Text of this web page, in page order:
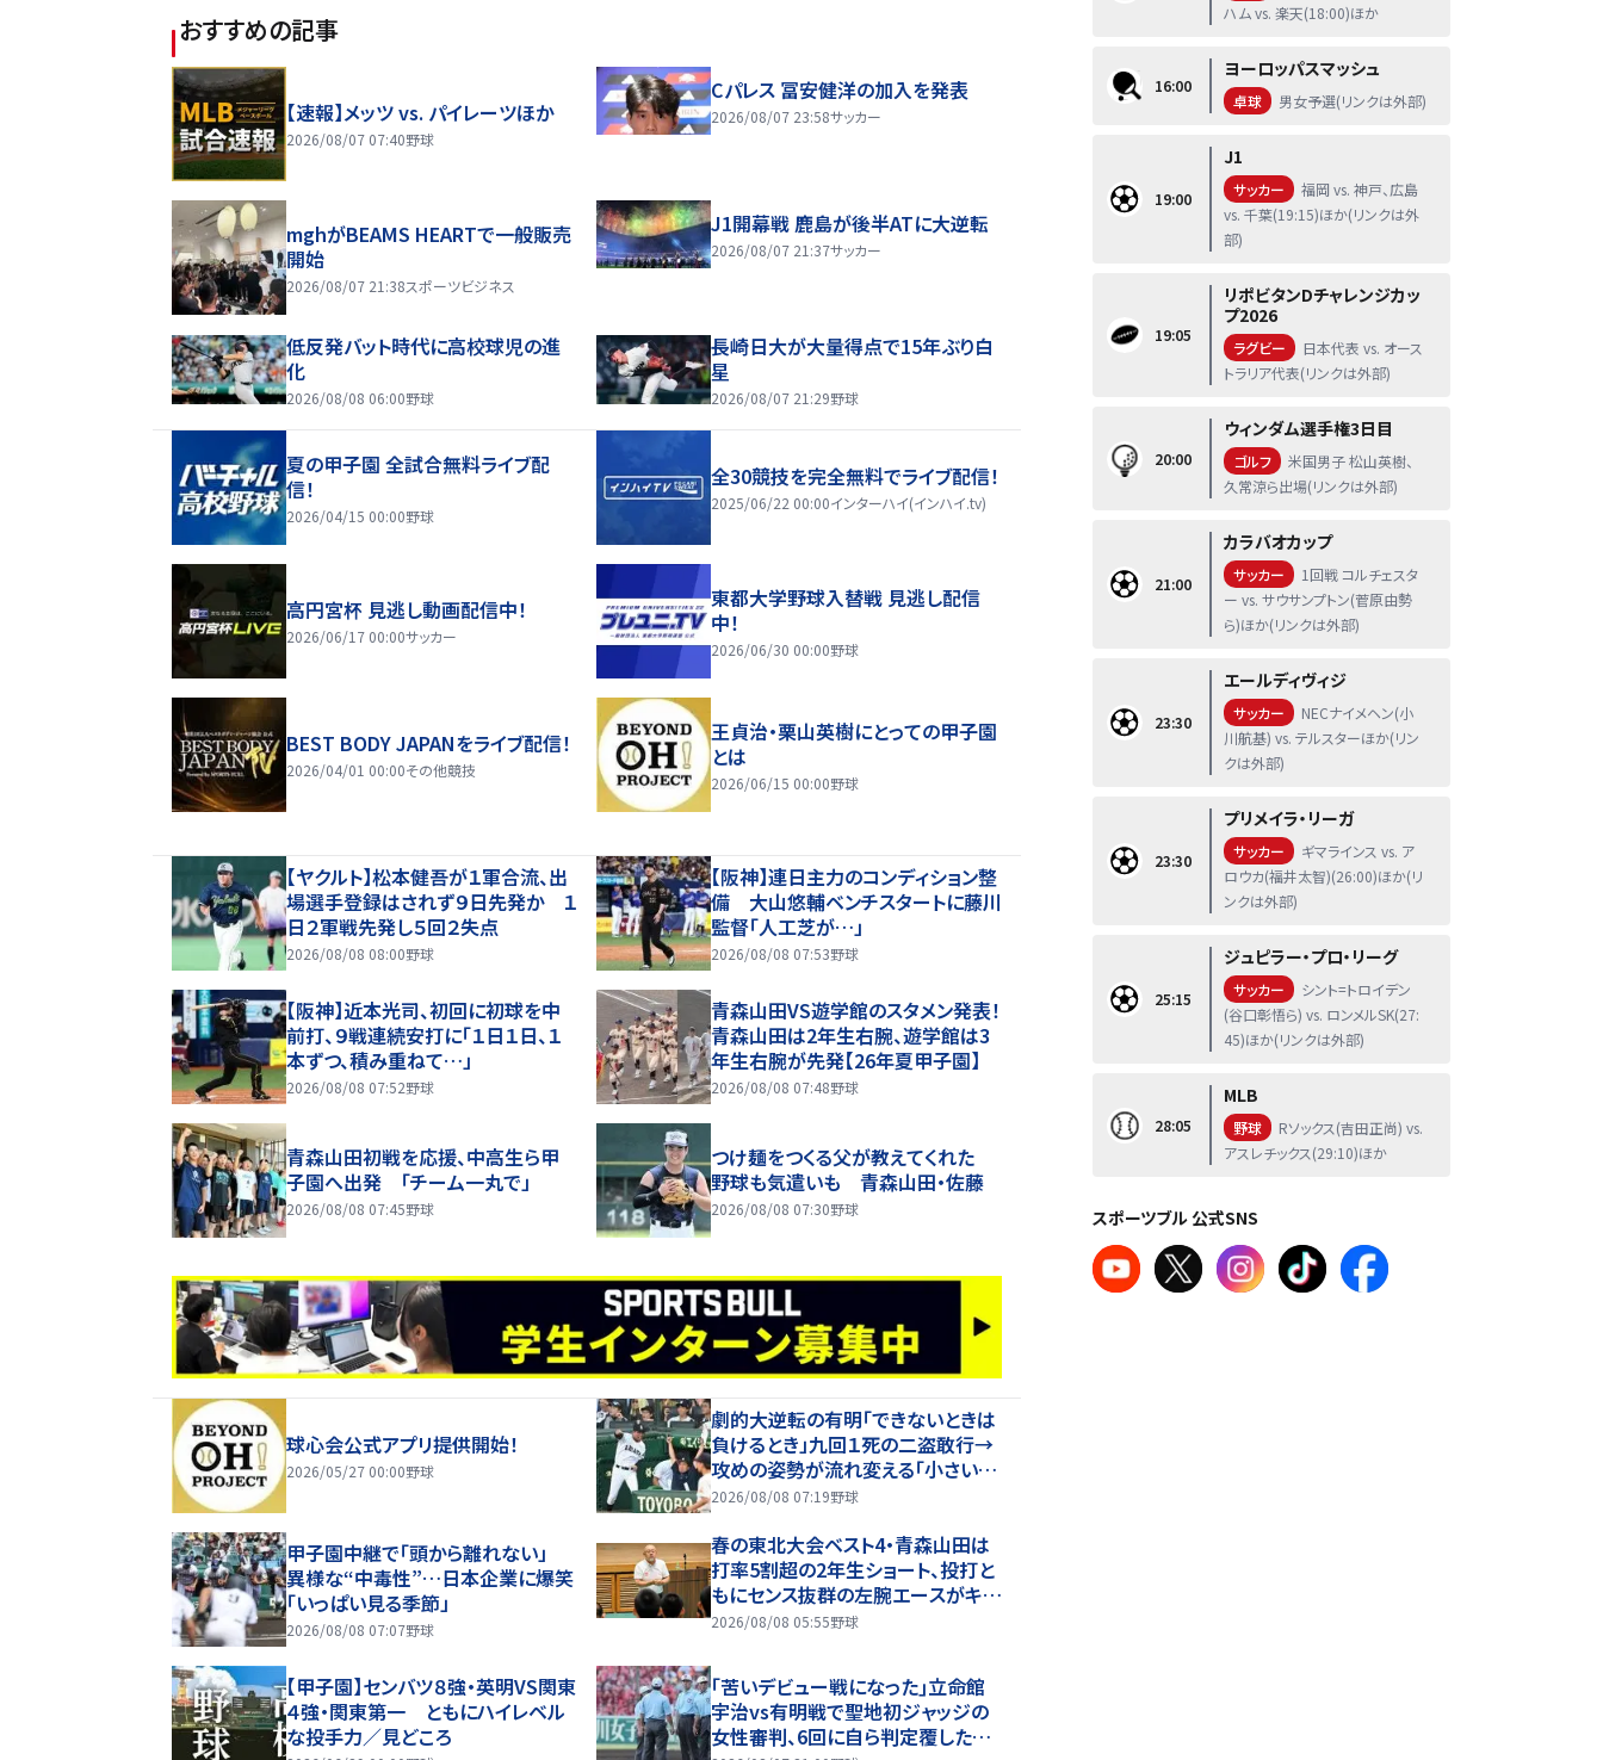
おすすめの記事
【速報】メッツ vs. パイレーツほか
2026/08/07 07:40野球
Cパレス 冨安健洋の加入を発表
2026/08/07 23:58サッカー
mghがBEAMS HEARTで一般販売
開始
2026/08/07 21:38スポーツビジネス
J1開幕戦 鹿島が後半ATに大逆転
2026/08/07 21:37サッカー
低反発バット時代に高校球児の進
化
2026/08/08 06:00野球
長崎日大が大量得点で15年ぶり白
星
2026/08/07 21:29野球
夏の甲子園 全試合無料ライブ配
信！
2026/04/15 00:00野球
全30競技を完全無料でライブ配信！
2025/06/22 00:00インターハイ(インハイ.tv)
高円宮杯 見逃し動画配信中！
2026/06/17 00:00サッカー
東都大学野球入替戦 見逃し配信
中！
2026/06/30 00:00野球
BEST BODY JAPANをライブ配信！
2026/04/01 00:00その他競技
王貞治・栗山英樹にとっての甲子園
とは
2026/06/15 00:00野球
【ヤクルト】松本健吾が１軍合流、出
場選手登録はされず９日先発か １
日２軍戦先発し５回２失点
2026/08/08 08:00野球
【阪神】連日主力のコンディション整
備 大山悠輔ベンチスタートに藤川
監督「人工芝が…」
2026/08/08 07:53野球
【阪神】近本光司、初回に初球を中
前打、９戦連続安打に「１日１日、１
本ずつ、積み重ねて…」
2026/08/08 07:52野球
青森山田VS遊学館のスタメン発表！
青森山田は2年生右腕、遊学館は3
年生右腕が先発【26年夏甲子園】
2026/08/08 07:48野球
青森山田初戦を応援、中高生ら甲
子園へ出発 「チーム一丸で」
2026/08/08 07:45野球
つけ麺をつくる父が教えてくれた
野球も気遣いも 青森山田・佐藤
2026/08/08 07:30野球
球心会公式アプリ提供開始！
2026/05/27 00:00野球
劇的大逆転の有明「できないときは
負けるとき」九回１死の二盗敢行→
攻めの姿勢が流れ変える「小さい力
でも一生懸命やることが」の高見監
2026/08/08 07:19野球
甲子園中継で「頭から離れない」
異様な“中毒性”…日本企業に爆笑
「いっぱい見る季節」
2026/08/08 07:07野球
春の東北大会ベスト4・青森山田は
打率5割超の2年生ショート、投打と
もにセンス抜群の左腕エースがキー
マン【26年夏甲子園・ベンチ入り選
2026/08/08 05:55野球
【甲子園】センバツ８強・英明VS関東
４強・関東第一 ともにハイレベル
な投手力／見どころ
｢苦いデビュー戦になった｣立命館
宇治vs有明戦で聖地初ジャッジの
女性審判、6回に自ら判定覆したプ
ハム vs. 楽天(18:00)ほか
16:00
ヨーロッパスマッシュ
卓球 男女予選(リンクは外部)
19:00
J1
サッカー
福岡 vs. 神戸、広島
vs. 千葉(19:15)ほか(リンクは外
部)
19:05
リポビタンDチャレンジカッ
プ2026
ラグビー
日本代表 vs. オース
トラリア代表(リンクは外部)
20:00
ウィンダム選手権3日目
ゴルフ
米国男子 松山英樹、
久常涼ら出場(リンクは外部)
21:00
カラバオカップ
サッカー
1回戦 コルチェスタ
ー vs. サウサンプトン(菅原由勢
ら)ほか(リンクは外部)
23:30
エールディヴィジ
サッカー
NECナイメヘン(小
川航基) vs. テルスターほか(リン
クは外部)
23:30
プリメイラ・リーガ
サッカー
ギマラインス vs. ア
ロウカ(福井太智)(26:00)ほか(リ
ンクは外部)
25:15
ジュピラー・プロ・リーグ
サッカー
シント=トロイデン
(谷口彰悟ら) vs. ロンメルSK(27:
45)ほか(リンクは外部)
28:05
MLB
野球
Rソックス(吉田正尚) vs.
アスレチックス(29:10)ほか
スポーツブル 公式SNS